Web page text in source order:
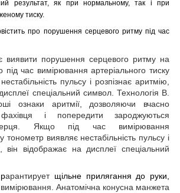
результат, як при нормальному, так і при
тиску.
про порушення серцевого ритму під час
виявити порушення серцевого ритму на
під час вимірювання артеріального тиску
пульсу і розпізнає аритмію,
спеціальний символ. Технологія B.
ознаки аритмії, дозволяючи вчасно
і попередити зароджуються
Якщо під час вимірювання
тонометр виявляє нестабільність пульсу і
він відображає на дисплеї спеціальний
арантирует щільне прилягання до руки,
Анатомічна конусна манжета